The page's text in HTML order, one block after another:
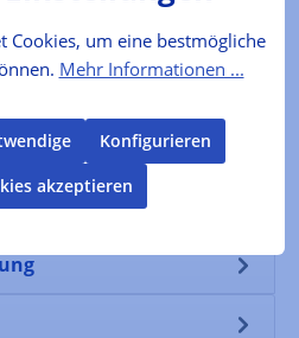
Molybdän-Stahl. Der
Mehr
sind verfübar...
Cookies, um eine bestmögliche
Mehr Informationen ...
Konfigurieren
akzeptieren